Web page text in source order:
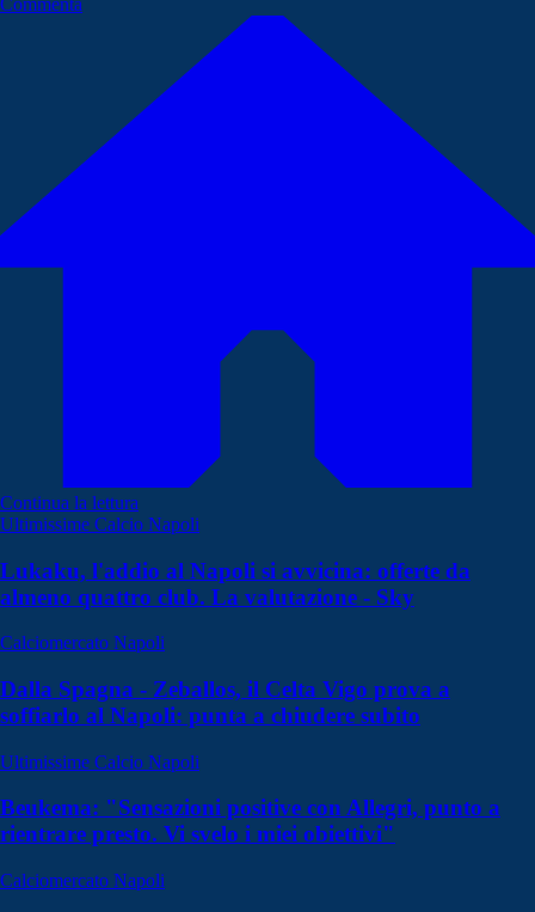
Continua la lettura
Ultimissime Calcio Napoli
Lukaku, l'addio al Napoli si avvicina: offerte da
almeno quattro club. La valutazione - Sky
Calciomercato Napoli
Dalla Spagna - Zeballos, il Celta Vigo prova a
soffiarlo al Napoli: punta a chiudere subito
Ultimissime Calcio Napoli
Beukema: "Sensazioni positive con Allegri, punto a
rientrare presto. Vi svelo i miei obiettivi"
Calciomercato Napoli